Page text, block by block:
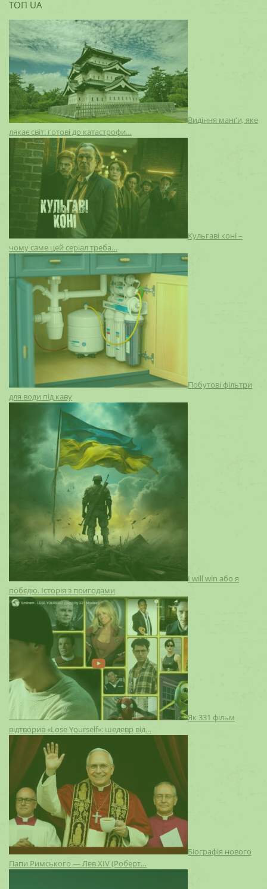
ТОП UA
Видіння манґи, яке
лякає світ: готові до катастрофи…
Кульгаві коні –
чому саме цей серіал треба…
Побутові фільтри
для води під каву
I will win або я
побєдю. Історія з пригодами
Як 331 фільм
відтворив «Lose Yourself»: шедевр від…
Біографія нового
Папи Римського — Лев XIV (Роберт…